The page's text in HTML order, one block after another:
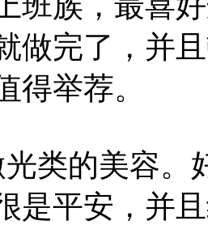
做完了，并
得举荐。
光类的美容。
是平安，并